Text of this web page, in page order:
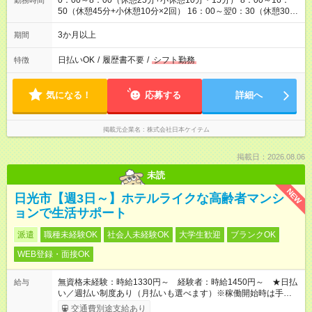
50（休憩45分+小休憩10分×2回） 16：00～翌0：30（休憩30分
+小休憩15分） ※生産状況により月0～20時間程度残業あり
期間 3か月以上
特徴 日払いOK / 履歴書不要 / シフト勤務
気になる！ 応募する 詳細へ
掲載元企業名 株式会社日本ケイテム
掲載日：2026.08.06
未読
NEW
日光市【週3日～】ホテルライクな高齢者マンシ
ョンで生活サポート
派遣 職種未経験OK 社会人未経験OK 大学生歓迎
ブランクOK
WEB登録・面接OK
給与
無資格未経験：時給1330円～ 経験者：時給1450円～ ★日払
い／週払い制度あり（月払いも選べます）※稼働開始時は手続き
完了次第のお支払いとなります。
交通費別途支給あり